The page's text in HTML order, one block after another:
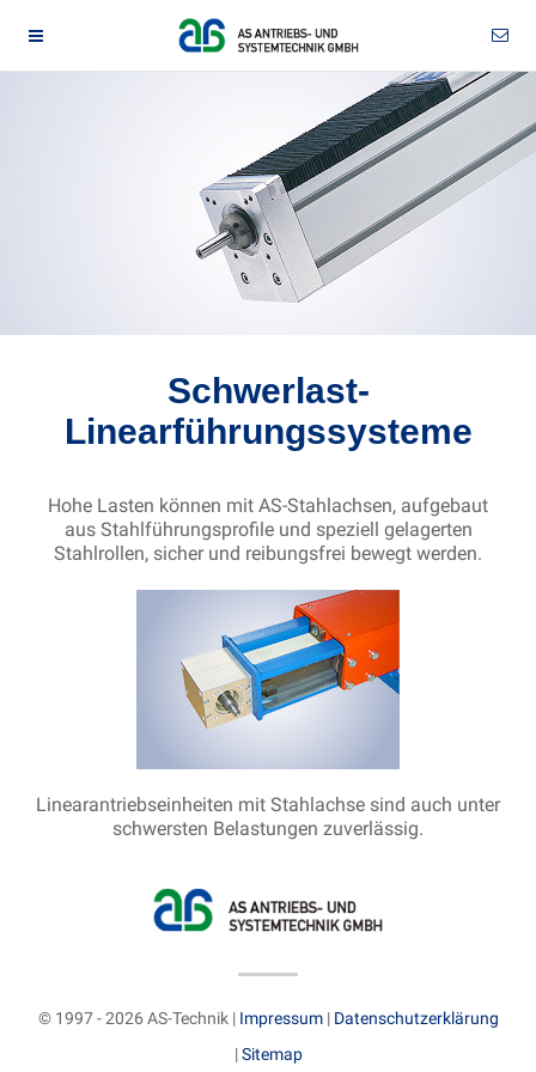
Schwerlast-
Linearführungssysteme
Hohe Lasten können mit AS-Stahlachsen, aufgebaut
aus Stahlführungsprofile und speziell gelagerten
Stahlrollen, sicher und reibungsfrei bewegt werden.
Linearantriebseinheiten mit Stahlachse sind auch unter
schwersten Belastungen zuverlässig.
© 1997 - 2026 AS-Technik | Impressum| Datenschutzerklärung
|Sitemap